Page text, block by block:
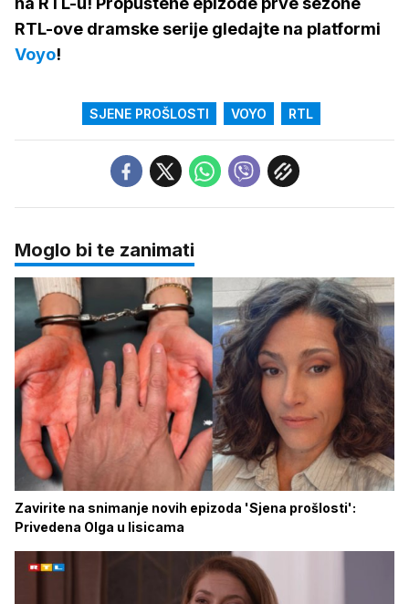
RTL-ove dramske serije gledajte na platformi
Voyo!
SJENE PROŠLOSTI VOYO RTL
Moglo bi te zanimati
Zavirite na snimanje novih epizoda 'Sjena prošlosti':
Privedena Olga u lisicama